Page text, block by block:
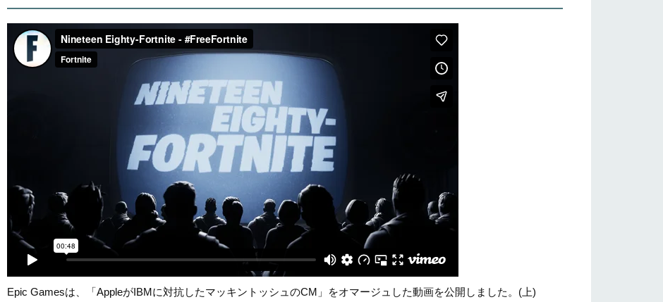
Epic Gamesは、「AppleがIBMに対抗したマッキントッシュのCM」をオマージュした動画を公開しました。(上)